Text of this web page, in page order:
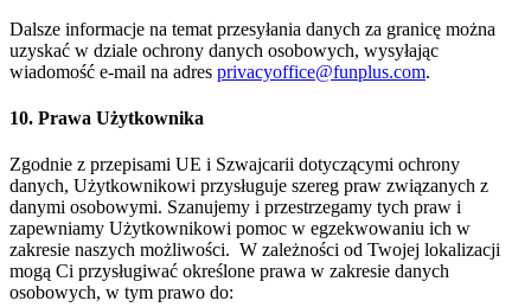
Dalsze informacje na temat przesyłania danych za granicę można
uzyskać w dziale ochrony danych osobowych, wysyłając
wiadomość e-mail na adres privacyoffice@funplus.com.
10. Prawa Użytkownika
Zgodnie z przepisami UE i Szwajcarii dotyczącymi ochrony
danych, Użytkownikowi przysługuje szereg praw związanych z
danymi osobowymi. Szanujemy i przestrzegamy tych praw i
zapewniamy Użytkownikowi pomoc w egzekwowaniu ich w
zakresie naszych możliwości. W zależności od Twojej lokalizacji
mogą Ci przysługiwać określone prawa w zakresie danych
osobowych, w tym prawo do: